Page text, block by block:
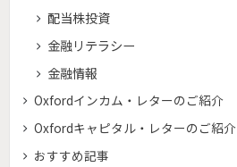
配当株投資
金融リテラシー
金融情報
Oxfordインカム・レターのご紹介
Oxfordキャピタル・レターのご紹介
おすすめ記事